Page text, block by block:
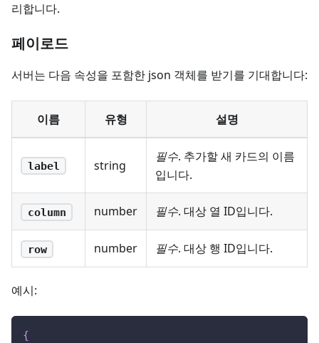
리합니다.
페이로드
서버는 다음 속성을 포함한 json 객체를 받기를 기대합니다:
이름 유형 설명
label string
필수. 추가할 새 카드의 이름
입니다.
column number 필수. 대상 열 ID입니다.
row number 필수. 대상 행 ID입니다.
예시:
{